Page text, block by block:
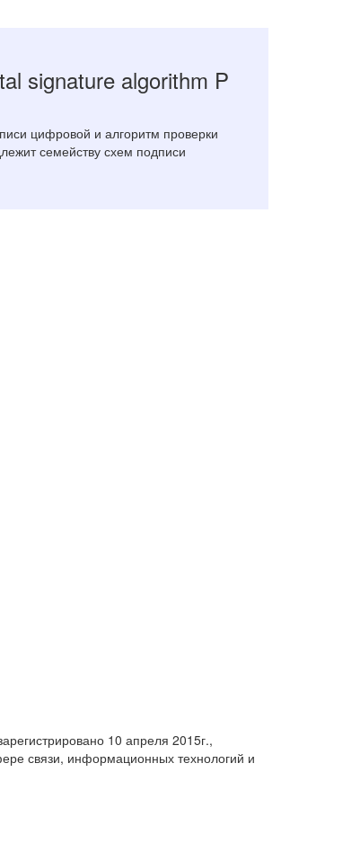
signature algorithm P
цифровой и алгоритм проверки
семейству схем подписи
10 апреля 2015г.,
связи, информационных технологий и